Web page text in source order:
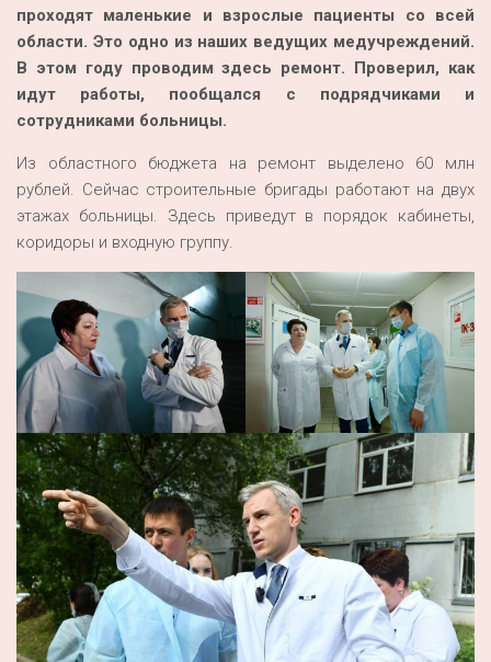
проходят маленькие и взрослые пациенты со всей
области. Это одно из наших ведущих медучреждений.
В этом году проводим здесь ремонт. Проверил, как
идут работы, пообщался с подрядчиками и
сотрудниками больницы.
Из областного бюджета на ремонт выделено 60 млн
рублей. Сейчас строительные бригады работают на двух
этажах больницы. Здесь приведут в порядок кабинеты,
коридоры и входную группу.